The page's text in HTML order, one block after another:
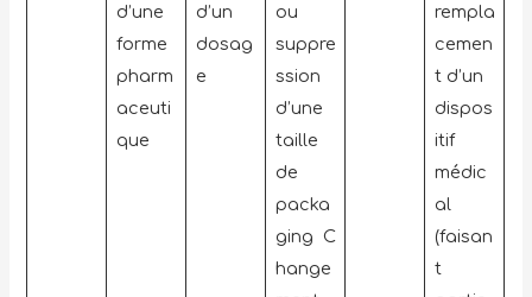
d’une
forme
pharm
aceuti
que
d’un
dosag
e
ou
suppre
ssion
d’une
taille
de
packa
ging C
hange
rempla
cemen
t d’un
dispos
itif
médic
al
(faisan
t